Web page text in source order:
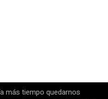
más tiempo quedarnos